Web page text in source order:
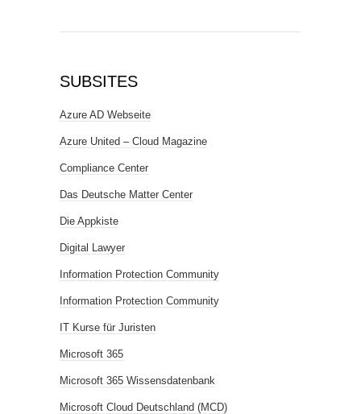
SUBSITES
Azure AD Webseite
Azure United – Cloud Magazine
Compliance Center
Das Deutsche Matter Center
Die Appkiste
Digital Lawyer
Information Protection Community
Information Protection Community
IT Kurse für Juristen
Microsoft 365
Microsoft 365 Wissensdatenbank
Microsoft Cloud Deutschland (MCD)